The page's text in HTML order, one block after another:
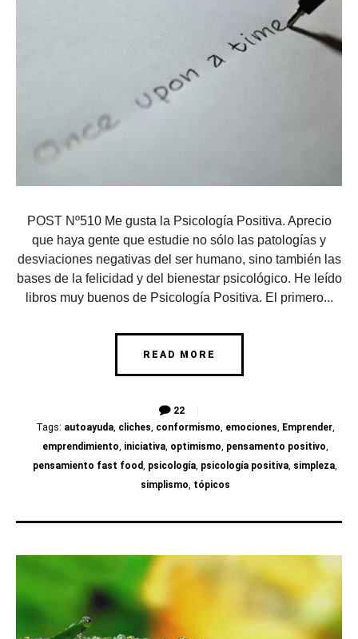
POST Nº510 Me gusta la Psicología Positiva. Aprecio
que haya gente que estudie no sólo las patologías y
desviaciones negativas del ser humano, sino también las
bases de la felicidad y del bienestar psicológico. He leído
libros muy buenos de Psicología Positiva. El primero...
READ MORE
22
Tags: autoayuda, cliches, conformismo, emociones, Emprender,
emprendimiento, iniciativa, optimismo, pensamento positivo,
pensamiento fast food, psicología, psicología positiva, simpleza,
simplismo, tópicos